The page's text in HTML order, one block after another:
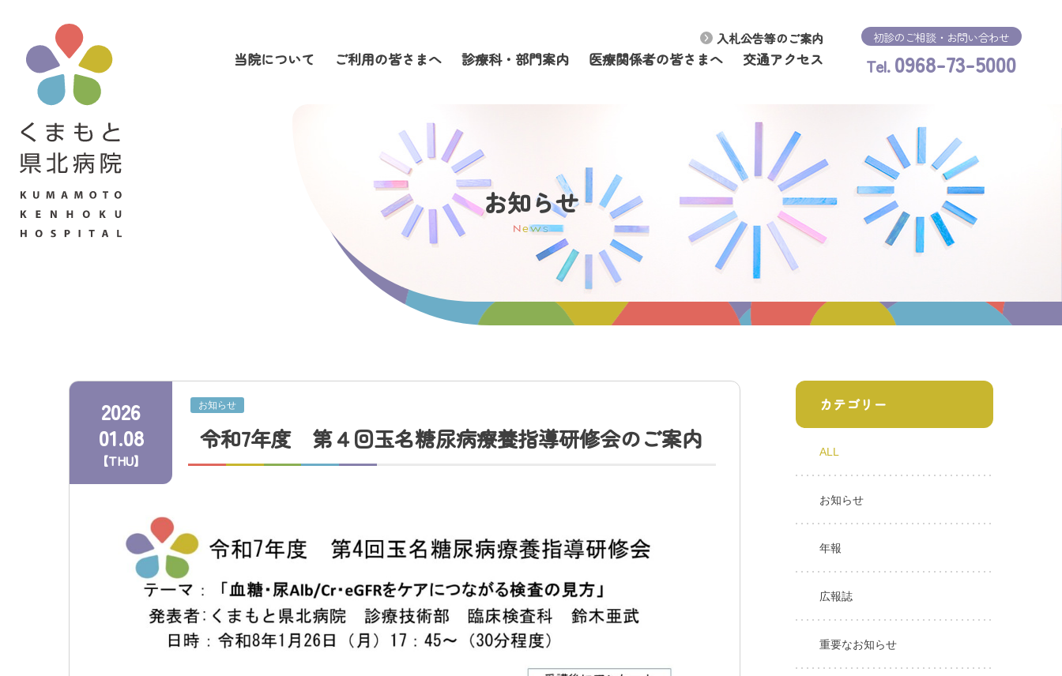
入札公告等のご案内
当院について ご利用の皆さまへ 診療科・部門案内 医療関係者の皆さまへ 交通アクセス
初診のご相談・お問い合わせ
Tel. 0968-73-5000
お知らせ
News
2026
01.08
【THU】
お知らせ
令和7年度 第４回玉名糖尿病療養指導研修会のご案内
カテゴリー
ALL
お知らせ
年報
広報誌
重要なお知らせ
当院について
ご利用の皆さまへ
交通アクセス
お問い合わせ
〒865-0005 熊本県玉名市玉名550番地
初診のご相談・お問い合わせ
Tel. 0968-73-5000